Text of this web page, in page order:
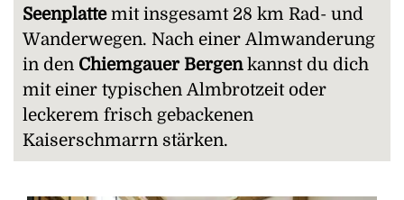
Seenplattemit insgesamt 28 km Rad- und
Wanderwegen. Nach einer Almwanderung
in den Chiemgauer Bergenkannst du dich
mit einer typischen Almbrotzeit oder
leckerem frisch gebackenen
Kaiserschmarrn stärken.